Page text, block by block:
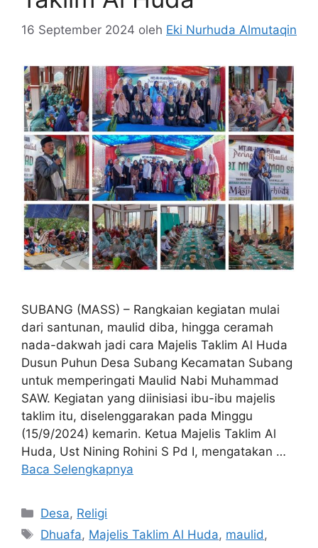
16 September 2024 oleh Eki Nurhuda Almutaqin
SUBANG (MASS) – Rangkaian kegiatan mulai
dari santunan, maulid diba, hingga ceramah
nada-dakwah jadi cara Majelis Taklim Al Huda
Dusun Puhun Desa Subang Kecamatan Subang
untuk memperingati Maulid Nabi Muhammad
SAW. Kegiatan yang diinisiasi ibu-ibu majelis
taklim itu, diselenggarakan pada Minggu
(15/9/2024) kemarin. Ketua Majelis Taklim Al
Huda, Ust Nining Rohini S Pd I, mengatakan …
Baca Selengkapnya
Kategori
Desa, Religi
Tag
Dhuafa, Majelis Taklim Al Huda, maulid,